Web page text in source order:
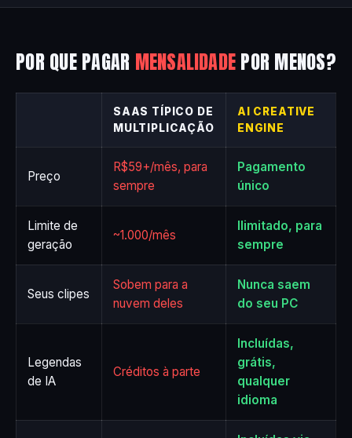
POR QUE PAGAR MENSALIDADEPOR MENOS?
SAAS TÍPICO DE
MULTIPLICAÇÃO
AI CREATIVE
ENGINE
Preço
R$59+/mês, para
sempre
Pagamento
único
Limite de
geração
~1.000/mês
Ilimitado, para
sempre
Seus clipes
Sobem para a
nuvem deles
Nunca saem
do seu PC
Legendas
de IA
Créditos à parte
Incluídas,
grátis,
qualquer
idioma